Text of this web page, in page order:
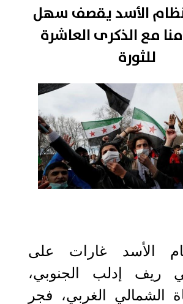
الأسد يقصف سهل
مع الذكرى العاشرة
للثورة
الأسد غارات على
ريف إدلب الجنوبي،
الشمالي الغربي، فجر